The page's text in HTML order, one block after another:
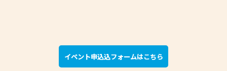
イベント申込込フォームはこちら